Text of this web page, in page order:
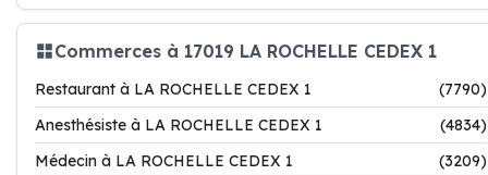
Commerces à 17019 LA ROCHELLE CEDEX 1
Restaurant à LA ROCHELLE CEDEX 1
(7790)
Anesthésiste à LA ROCHELLE CEDEX 1
(4834)
Médecin à LA ROCHELLE CEDEX 1
(3209)